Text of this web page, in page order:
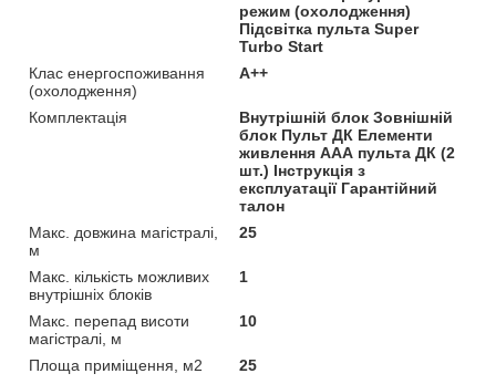
режим (охолодження)
Підсвітка пульта Super
Turbo Start
Клас енергоспоживання
(охолодження)
A++
Комплектація
Внутрішній блок Зовнішній
блок Пульт ДК Елементи
живлення ААА пульта ДК (2
шт.) Інструкція з
експлуатації Гарантійний
талон
Макс. довжина магістралі,
м
25
Макс. кількість можливих
внутрішніх блоків
1
Макс. перепад висоти
магістралі, м
10
Площа приміщення, м2
25